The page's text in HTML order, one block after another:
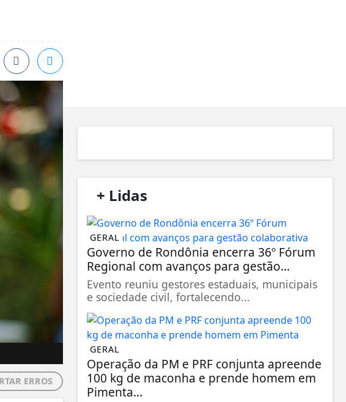
ERROS
+ Lidas
GERAL
Governo de Rondônia encerra 36º Fórum
Regional com avanços para gestão...
Evento reuniu gestores estaduais, municipais
e sociedade civil, fortalecendo...
GERAL
Operação da PM e PRF conjunta apreende
100 kg de maconha e prende homem em
Pimenta...